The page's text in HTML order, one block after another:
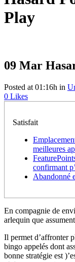
Play
09 Mar
Posted at 01:16h in
0 Likes
Satisfait
meilleures
confirmant
Abandonné
En compagnie de
arlequin que
Il permet d’affronter
bingo appelés dont
bonne stratégie est